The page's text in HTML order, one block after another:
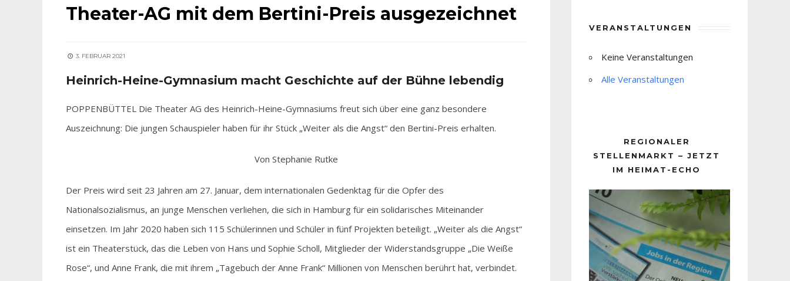
Theater-AG mit dem Bertini-Preis ausgezeichnet
3. FEBRUAR 2021
Heinrich-Heine-Gymnasium macht Geschichte auf der Bühne lebendig
POPPENBÜTTEL Die Theater AG des Heinrich-Heine-Gymnasiums freut sich über eine ganz besondere
Auszeichnung: Die jungen Schauspieler haben für ihr Stück „Weiter als die Angst“ den Bertini-Preis erhalten.
Von Stephanie Rutke
Der Preis wird seit 23 Jahren am 27. Januar, dem internationalen Gedenktag für die Opfer des
Nationalsozialismus, an junge Menschen verliehen, die sich in Hamburg für ein solidarisches Miteinander
einsetzen. Im Jahr 2020 haben sich 115 Schülerinnen und Schüler in fünf Projekten beteiligt. „Weiter als die Angst“
ist ein Theaterstück, das die Leben von Hans und Sophie Scholl, Mitglieder der Widerstandsgruppe „Die Weiße
Rose“, und Anne Frank, die mit ihrem „Tagebuch der Anne Frank“ Millionen von Menschen berührt hat, verbindet.
VERANSTALTUNGEN
Keine Veranstaltungen
Alle Veranstaltungen
REGIONALER
STELLENMARKT – JETZT
IM HEIMAT-ECHO
Player